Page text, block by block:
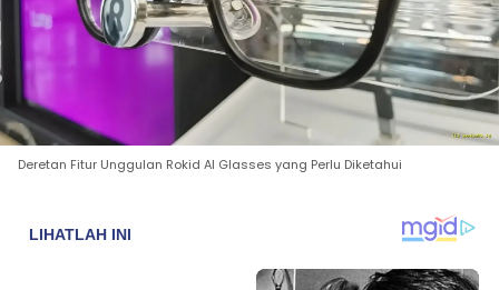
Deretan Fitur Unggulan Rokid AI Glasses yang Perlu Diketahui